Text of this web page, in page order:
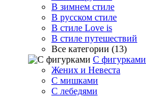
В зимнем стиле
В русском стиле
В стиле Love is
В стиле путешествий
Все категории (13)
С фигурками
Жених и Невеста
С мишками
С лебедями